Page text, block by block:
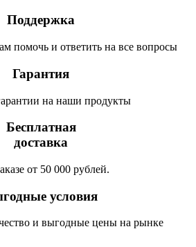
Поддержка
помочь и ответить на все вопросы
Гарантия
на наши продукты
Бесплатная
доставка
от 50 000 рублей.
условия
и выгодные цены на рынке